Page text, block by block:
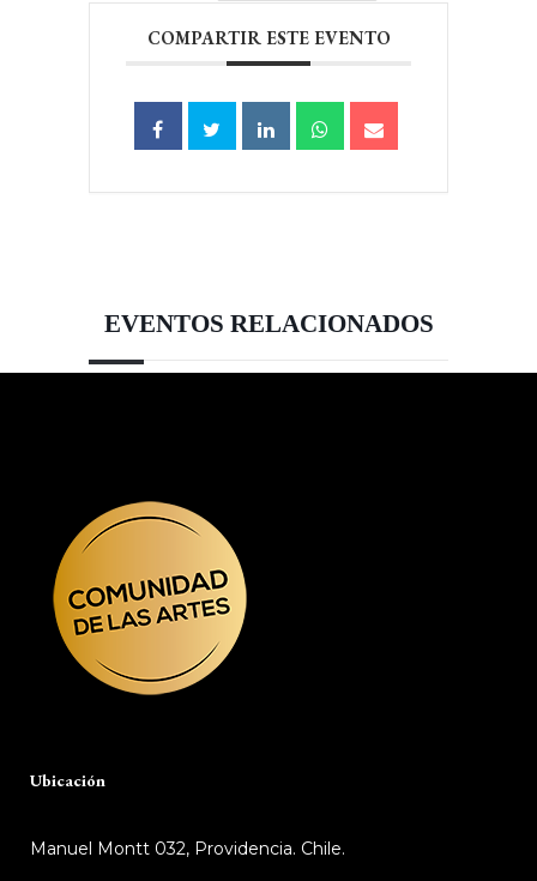
COMPARTIR ESTE EVENTO
EVENTOS RELACIONADOS
Ubicación
Manuel Montt 032, Providencia. Chile.